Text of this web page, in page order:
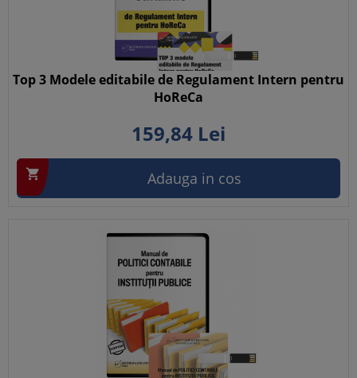
Top 3 Modele editabile de Regulament Intern pentru
HoReCa
159,84 Lei
 Adauga in cos